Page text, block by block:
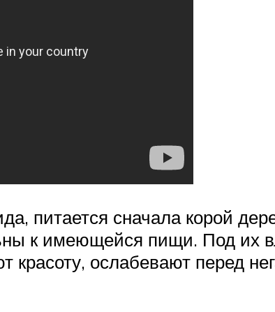
питается сначала корой
к имеющейся пищи. Под их
красоту, ослабевают перед